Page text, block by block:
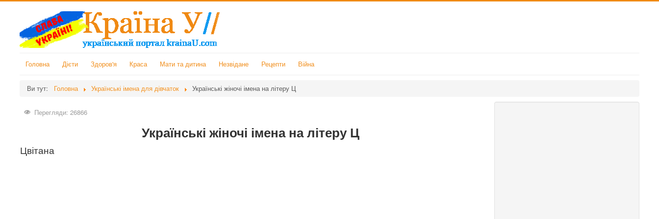
Головна Дієти Здоров'я Краса Мати та дитина Незвідане Рецепти Війна
Ви тут: Головна Українські імена для дівчаток Українські жіночі імена на літеру Ц
Перегляди: 26866
Українські жіночі імена на літеру Ц
Цвітана